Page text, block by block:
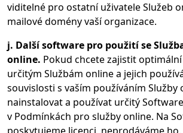
viditelné pro ostatní uživatele Služeb
mailové domény vaší organizace.
j. Další software pro použití se
online. Pokud chcete zajistit
určitým Službám online a jejich
souvislosti s vaším používáním Služby
nainstalovat a používat určitý
v Podmínkách pro služby online. Na